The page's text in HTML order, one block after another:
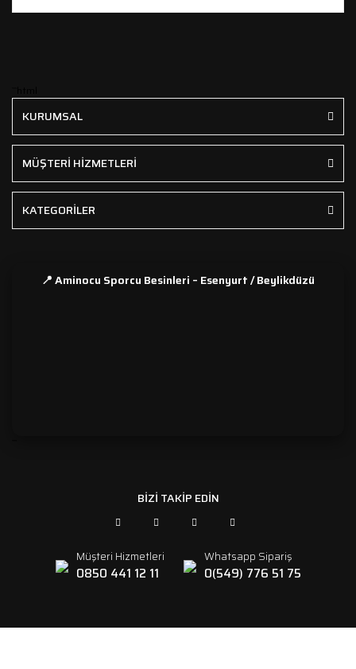
KURUMSAL
MÜŞTERİ HİZMETLERİ
KATEGORİLER
📍 Aminocu Sporcu Besinleri – Esenyurt / Beylikdüzü
BİZİ TAKİP EDİN
Müşteri Hizmetleri
0850 441 12 11
Whatsapp Sipariş
0(549) 776 51 75